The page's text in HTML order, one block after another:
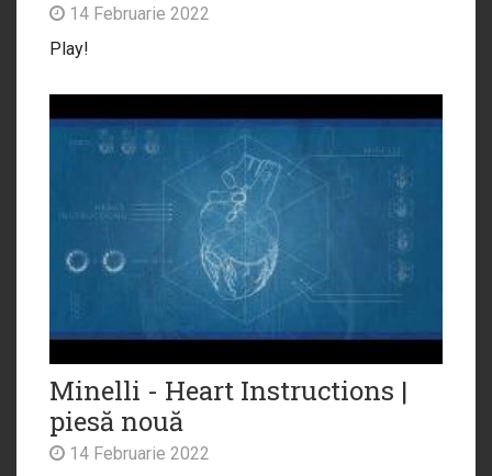
14 Februarie 2022
Play!
Minelli - Heart Instructions |
piesă nouă
14 Februarie 2022